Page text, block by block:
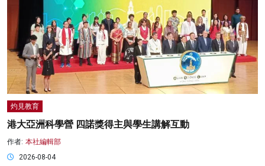
灼見教育
港大亞洲科學營 四諾獎得主與學生講解互動
作者: 本社編輯部
2026-08-04